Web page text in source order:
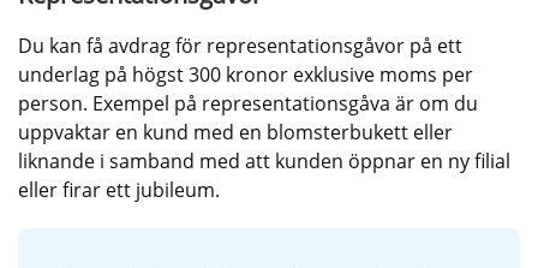
Du kan få avdrag för representationsgåvor på ett
underlag på högst 300 kronor exklusive moms per
person. Exempel på representationsgåva är om du
uppvaktar en kund med en blomsterbukett eller
liknande i samband med att kunden öppnar en ny filial
eller firar ett jubileum.